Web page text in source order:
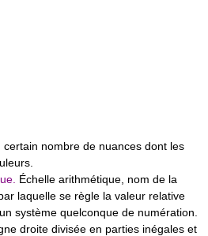
certain nombre de nuances dont les
Échelle arithmétique, nom de la
laquelle se règle la valeur relative
système quelconque de numération.
droite divisée en parties inégales et